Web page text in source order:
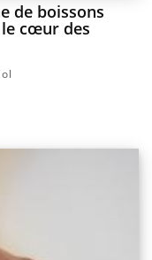
de boissons
cœur des